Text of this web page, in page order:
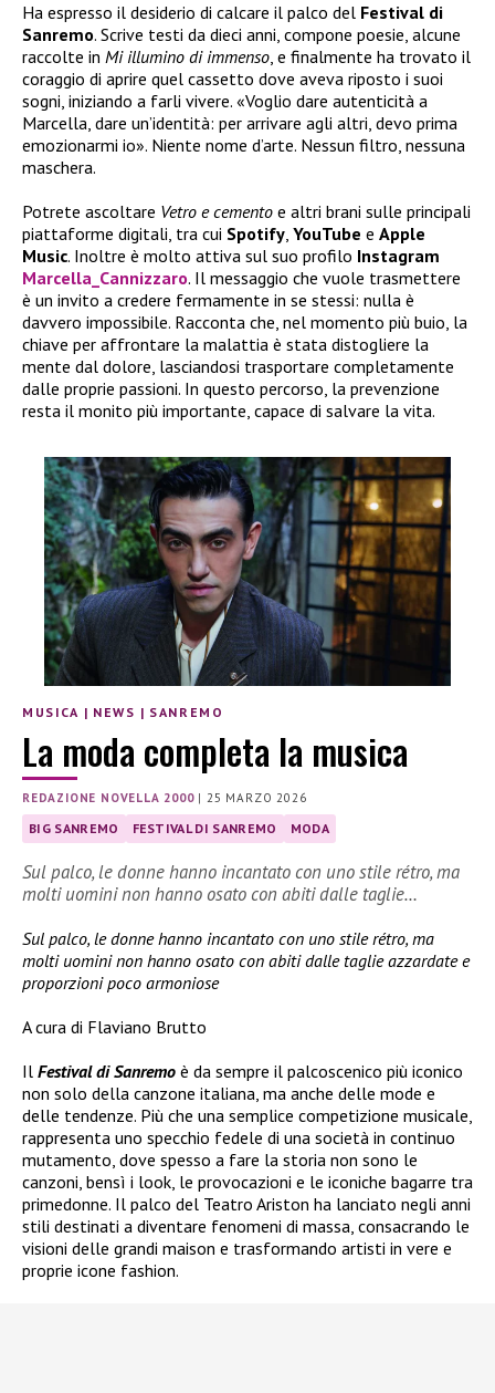
Ha espresso il desiderio di calcare il palco del Festival di
Sanremo. Scrive testi da dieci anni, compone poesie, alcune
raccolte in Mi illumino di immenso, e finalmente ha trovato il
coraggio di aprire quel cassetto dove aveva riposto i suoi
sogni, iniziando a farli vivere. «Voglio dare autenticità a
Marcella, dare un’identità: per arrivare agli altri, devo prima
emozionarmi io». Niente nome d’arte. Nessun filtro, nessuna
maschera.
Potrete ascoltare Vetro e cemento e altri brani sulle principali
piattaforme digitali, tra cui Spotify, YouTube e Apple
Music. Inoltre è molto attiva sul suo profilo Instagram
Marcella_Cannizzaro. Il messaggio che vuole trasmettere
è un invito a credere fermamente in se stessi: nulla è
davvero impossibile. Racconta che, nel momento più buio, la
chiave per affrontare la malattia è stata distogliere la
mente dal dolore, lasciandosi trasportare completamente
dalle proprie passioni. In questo percorso, la prevenzione
resta il monito più importante, capace di salvare la vita.
MUSICA | NEWS | SANREMO
La moda completa la musica
REDAZIONE NOVELLA 2000| 25 MARZO 2026
BIG SANREMO FESTIVAL DI SANREMO MODA
Sul palco, le donne hanno incantato con uno stile rétro, ma
molti uomini non hanno osato con abiti dalle taglie…
Sul palco, le donne hanno incantato con uno stile rétro, ma
molti uomini non hanno osato con abiti dalle taglie azzardate e
proporzioni poco armoniose
A cura di Flaviano Brutto
Il Festival di Sanremo è da sempre il palcoscenico più iconico
non solo della canzone italiana, ma anche delle mode e
delle tendenze. Più che una semplice competizione musicale,
rappresenta uno specchio fedele di una società in continuo
mutamento, dove spesso a fare la storia non sono le
canzoni, bensì i look, le provocazioni e le iconiche bagarre tra
primedonne. Il palco del Teatro Ariston ha lanciato negli anni
stili destinati a diventare fenomeni di massa, consacrando le
visioni delle grandi maison e trasformando artisti in vere e
proprie icone fashion.